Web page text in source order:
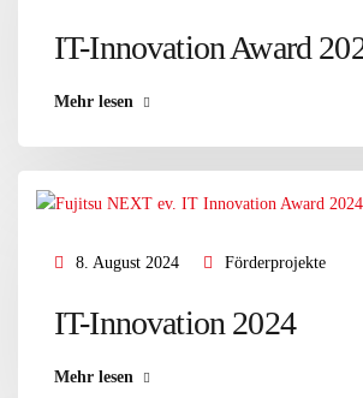
IT-Innovation Award
Mehr lesen
8. August 2024 Förderprojekte
IT-Innovation 2024
Mehr lesen